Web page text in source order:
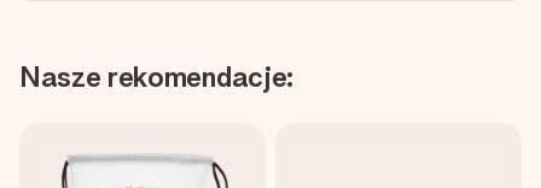
Nasze rekomendacje: